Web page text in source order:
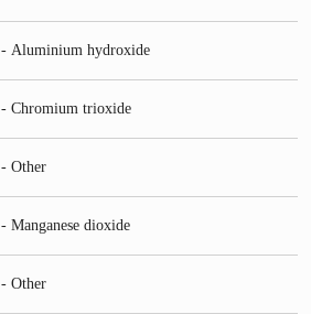
- Aluminium hydroxide
- Chromium trioxide
- Other
- Manganese dioxide
- Other